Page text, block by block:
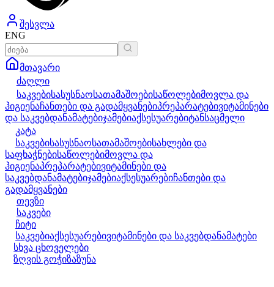
შესვლა
ENG
მთავარი
ძაღლი
საკვებისასუსნაოსათამაშოებისაწოლებიმოვლა და
ჰიგიენაჩანთები და გადამყვანებიპრეპარატებივიტამინები
და საკვებდანამატებიჯამებიაქსესუარებიტანსაცმელი
კატა
საკვებისასუსნაოსათამაშოებისახლები და
საფხაჭნებისაწოლებიმოვლა და
ჰიგიენაპრეპარატებივიტამინები და
საკვებდანამატებიჯამებიაქსესუარებიჩანთები და
გადამყვანები
თევზი
საკვები
ჩიტი
საკვებიაქსესუარებივიტამინები და საკვებდანამატები
სხვა ცხოველები
ზღვის გოჭიზაზუნა